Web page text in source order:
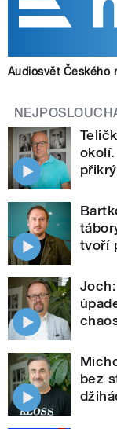
Audiosvět Českého
tvoří
bez